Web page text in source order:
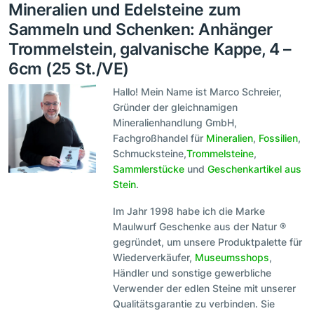
Mineralien und Edelsteine zum
Sammeln und Schenken: Anhänger
Trommelstein, galvanische Kappe, 4 –
6cm (25 St./VE)
Hallo! Mein Name ist Marco Schreier,
Gründer der gleichnamigen
Mineralienhandlung GmbH,
Fachgroßhandel für Mineralien, Fossilien,
Schmucksteine,Trommelsteine,
Sammlerstücke undGeschenkartikel aus
Stein.
Im Jahr 1998 habe ich die Marke
Maulwurf Geschenke aus der Natur ®
gegründet, um unsere Produktpalette für
Wiederverkäufer, Museumsshops,
Händler und sonstige gewerbliche
Verwender der edlen Steine mit unserer
Qualitätsgarantie zu verbinden. Sie